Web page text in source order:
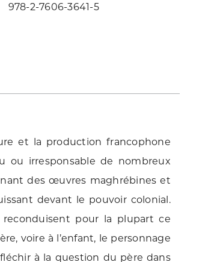
978-2-7606-3641-5
et la production francophone
ou irresponsable de nombreux
des œuvres maghrébines et
devant le pouvoir colonial.
pour la plupart ce
voire à l’enfant, le personnage
à la question du père dans